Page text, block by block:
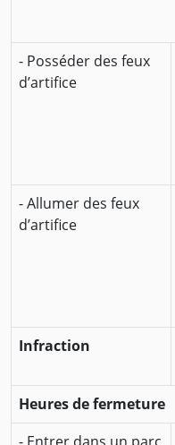
- Posséder des feux
d’artifice
- Allumer des feux
d’artifice
Infraction
Heures de fermeture